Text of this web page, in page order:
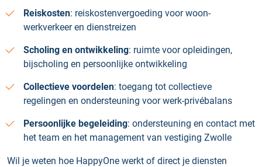
Reiskosten: reiskostenvergoeding voor woon-
werkverkeer en dienstreizen
Scholing en ontwikkeling: ruimte voor opleidingen,
bijscholing en persoonlijke ontwikkeling
Collectieve voordelen: toegang tot collectieve
regelingen en ondersteuning voor werk-privébalans
Persoonlijke begeleiding: ondersteuning en contact met
het team en het management van vestiging Zwolle
Wil je weten hoe HappyOne werkt of direct je diensten